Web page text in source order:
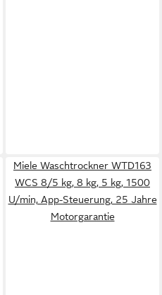
Miele Waschtrockner WTD163
WCS 8/5 kg, 8 kg, 5 kg, 1500
U/min, App-Steuerung, 25 Jahre
Motorgarantie